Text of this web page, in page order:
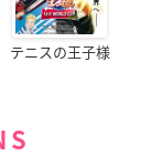
テニスの王子様